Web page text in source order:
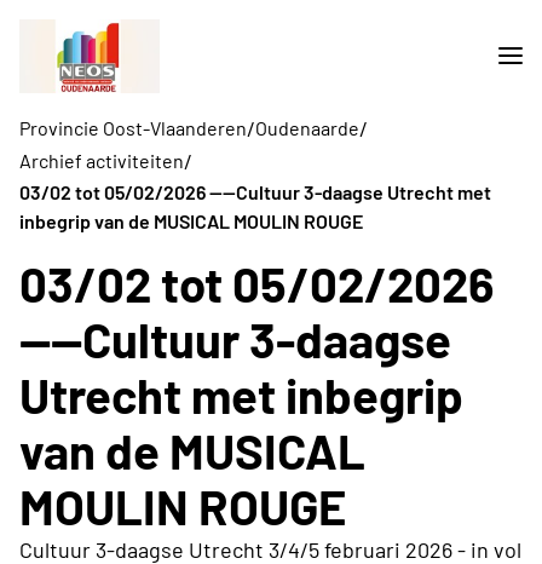
Provincie Oost-Vlaanderen/Oudenaarde/
Archief activiteiten/
03/02 tot 05/02/2026 ----Cultuur 3-daagse Utrecht met
inbegrip van de MUSICAL MOULIN ROUGE
03/02 tot 05/02/2026
----Cultuur 3-daagse
Utrecht met inbegrip
van de MUSICAL
MOULIN ROUGE
Cultuur 3-daagse Utrecht 3/4/5 februari 2026 - in vol